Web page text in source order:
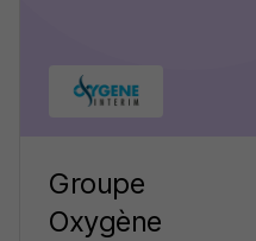
Groupe
Oxygène